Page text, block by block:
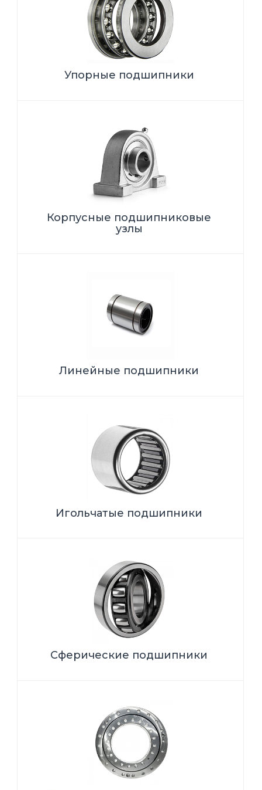
Упорные подшипники
Корпусные подшипниковые
узлы
Линейные подшипники
Игольчатые подшипники
Сферические подшипники